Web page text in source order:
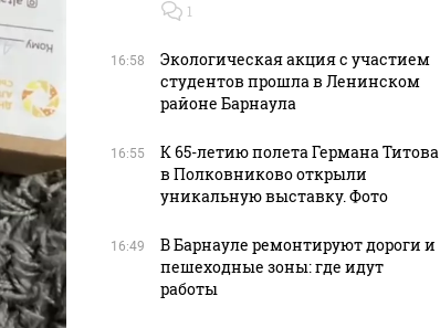
1
16:58
Экологическая акция с участием
студентов прошла в Ленинском
районе Барнаула
16:55
К 65-летию полета Германа Титова
в Полковниково открыли
уникальную выставку. Фото
16:49
В Барнауле ремонтируют дороги и
пешеходные зоны: где идут
работы